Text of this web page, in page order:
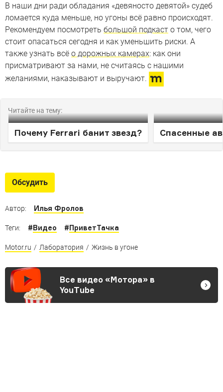
В наши дни ради обладания «девяносто девятой» судеб
ломается куда меньше, но угоны всё равно происходят.
Рекомендуем посмотреть большой подкаст о том, чего
стоит опасаться сегодня и как уменьшить риски. А
также узнать всё о дорожных камерах: как они
присматривают за нами, не считаясь с нашими
желаниями, наказывают и выручают.
Читайте на тему:
Почему Ferrari банит звезд? Спасенные
Обсудить
Автор: Илья Фролов
Теги: #Видео #ПриветТачка
Motor.ru / Лаборатория / Жизнь в угоне
Все видео «Мотора» в
YouTube